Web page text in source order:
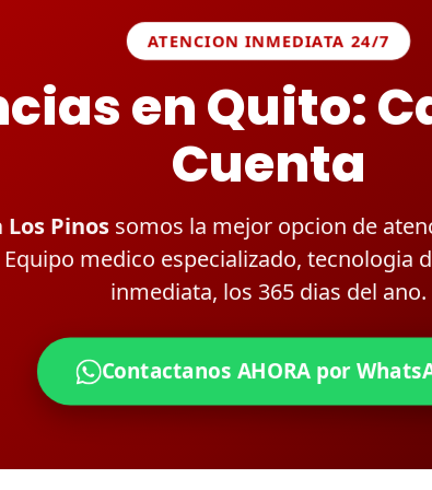
ATENCION INMEDIATA 24/7
en Quito:
Cuenta
Los Pinossomos la mejor opcion de
medico especializado, tecnologia
inmediata, los 365 dias del ano.
Contactanos AHORA por